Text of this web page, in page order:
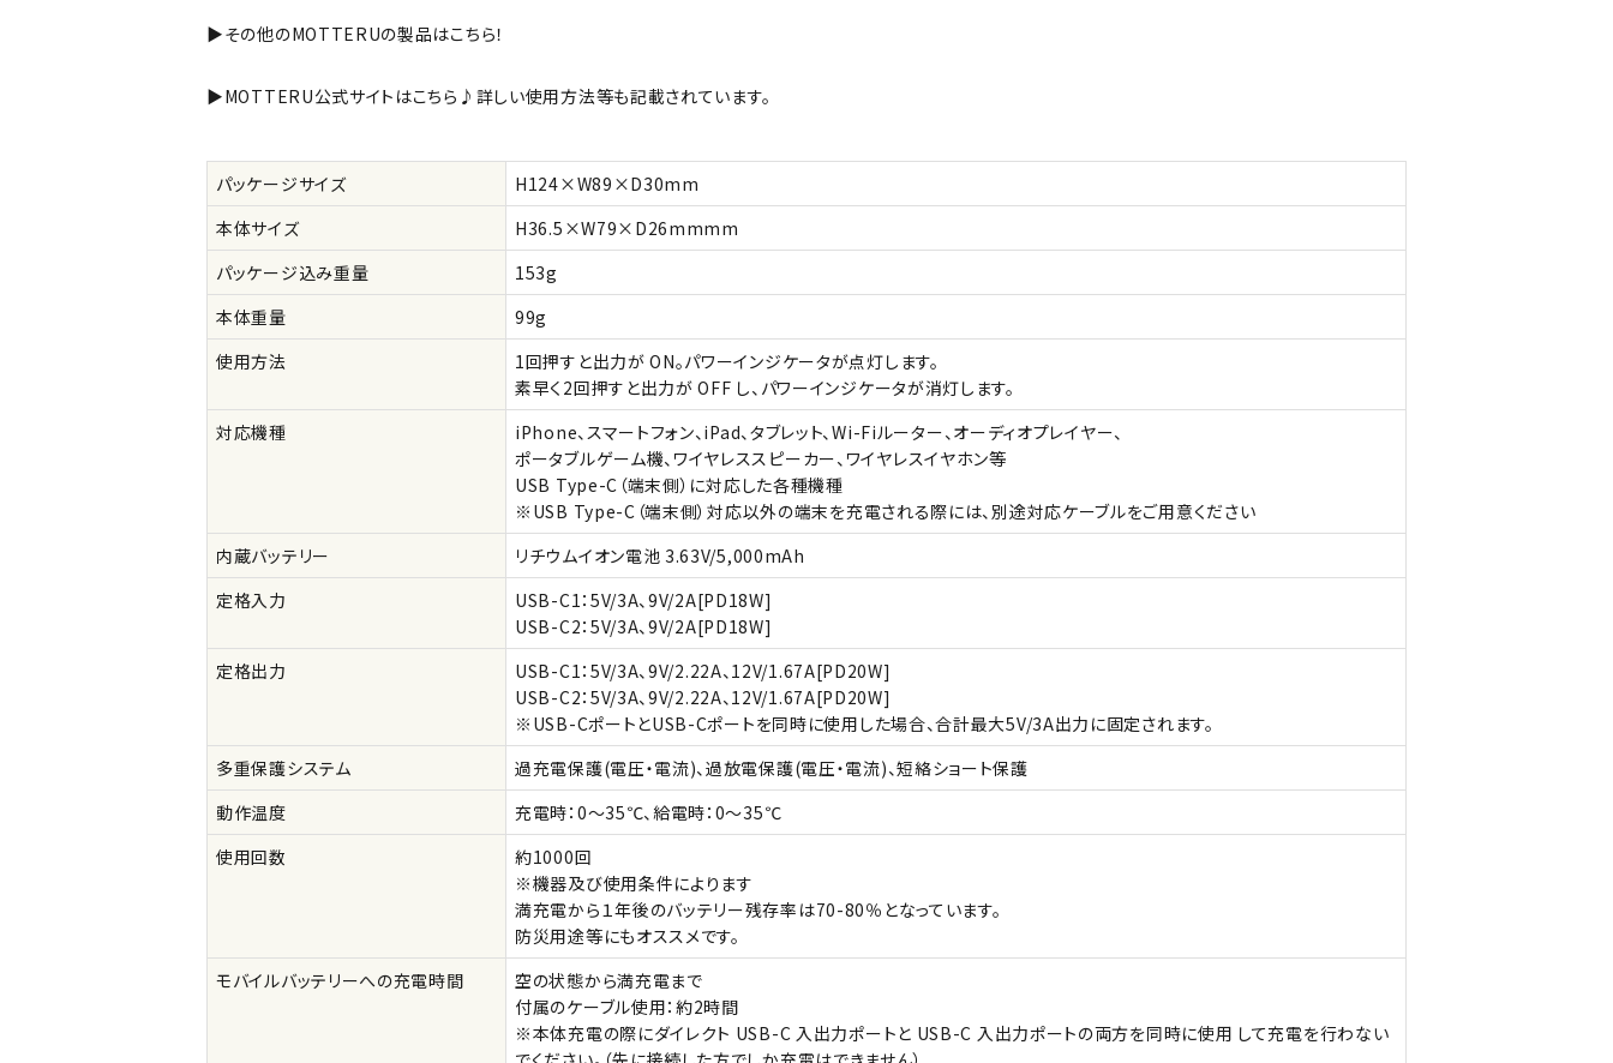
▶その他のMOTTERUの製品はこちら！
▶MOTTERU公式サイトはこちら♪詳しい使用方法等も記載されています。
パッケージサイズ
H124×W89×D30mm
本体サイズ
H36.5×W79×D26mmmm
パッケージ込み重量
153g
本体重量
99g
使用方法
1回押すと出力が ON。パワーインジケータが点灯します。
素早く2回押すと出力が OFF し、パワーインジケータが消灯します。
対応機種
iPhone、スマートフォン、iPad、タブレット、Wi-Fiルーター、オーディオプレイヤー、
ポータブルゲーム機、ワイヤレススピーカー、ワイヤレスイヤホン等
USB Type-C（端末側）に対応した各種機種
※USB Type-C（端末側）対応以外の端末を充電される際には、別途対応ケーブルをご用意ください
内蔵バッテリー
リチウムイオン電池 3.63V/5,000mAh
定格入力
USB-C1：5V/3A、9V/2A[PD18W]
USB-C2：5V/3A、9V/2A[PD18W]
定格出力
USB-C1：5V/3A、9V/2.22A、12V/1.67A[PD20W]
USB-C2：5V/3A、9V/2.22A、12V/1.67A[PD20W]
※USB-CポートとUSB-Cポートを同時に使用した場合、合計最大5V/3A出力に固定されます。
多重保護システム
過充電保護(電圧・電流)、過放電保護(電圧・電流)、短絡ショート保護
動作温度
充電時：0～35℃、給電時：0～35℃
使用回数
約1000回
※機器及び使用条件によります
満充電から１年後のバッテリー残存率は70-80％となっています。
防災用途等にもオススメです。
モバイルバッテリーへの充電時間
空の状態から満充電まで
付属のケーブル使用：約2時間
※本体充電の際にダイレクト USB-C 入出力ポートと USB-C 入出力ポートの両方を同時に使用 して充電を行わない